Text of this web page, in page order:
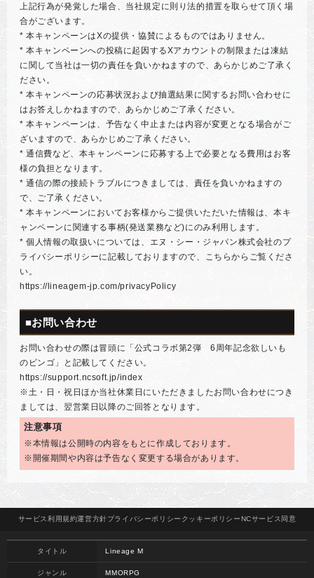
上記行為が発覚した場合、当社規定に則り法的措置を取らせて頂く場
合がございます。
* 本キャンペーンはXの提供・協賛によるものではありません。
* 本キャンペーンへの投稿に起因するXアカウントの制限または凍結
に関して当社は一切の責任を負いかねますので、あらかじめご了承く
ださい。
* 本キャンペーンの応募状況および抽選結果に関するお問い合わせに
はお答えしかねますので、あらかじめご了承ください。
* 本キャンペーンは、予告なく中止または内容が変更となる場合がご
ざいますので、あらかじめご了承ください。
* 通信費など、本キャンペーンに応募する上で必要となる費用はお客
様の負担となります。
* 通信の際の接続トラブルにつきましては、責任を負いかねますの
で、ご了承ください。
* 本キャンペーンにおいてお客様からご提供いただいた情報は、本キ
ャンペーンに関連する事柄(発送業務など)にのみ利用します。
* 個人情報の取扱いについては、エヌ・シー・ジャパン株式会社のプ
ライバシーポリシーに記載しておりますので、こちらからご覧くださ
い。
https://lineagem-jp.com/privacyPolicy
■お問い合わせ
お問い合わせの際は冒頭に「公式コラボ第2弾 6周年記念欲しいも
のビンゴ」と記載してください。
https://support.ncsoft.jp/index
※土・日・祝日ほか当社休業日にいただきましたお問い合わせにつき
ましては、翌営業日以降のご回答となります。
注意事項
※本情報は公開時の内容をもとに作成しております。
※開催期間や内容は予告なく変更する場合があります。
サービス利用規約運営方針プライバシーポリシー クッキーポリシー NCサービス 同意
タイトル Lineage M
ジャンル MMORPG